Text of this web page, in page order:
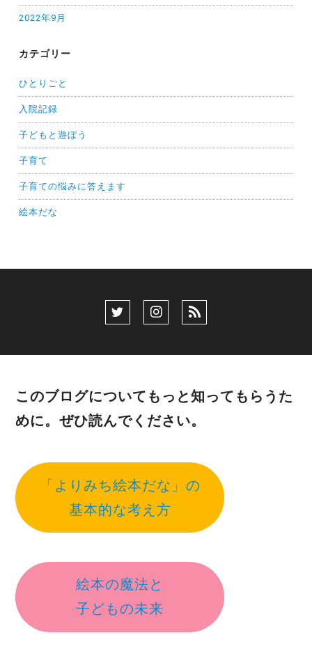
2022年9月
カテゴリー
ひとりごと
入院記録
子どもと遊ぼう
子育て
子育ての悩みに答えます
絵本だな
このブログについてもっと知ってもらうた
めに。ぜひ読んでください。
「よりみち絵本だな」の
基本的な考え方
絵本の魔法と
子どもの未来